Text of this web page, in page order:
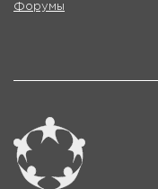
Форумы